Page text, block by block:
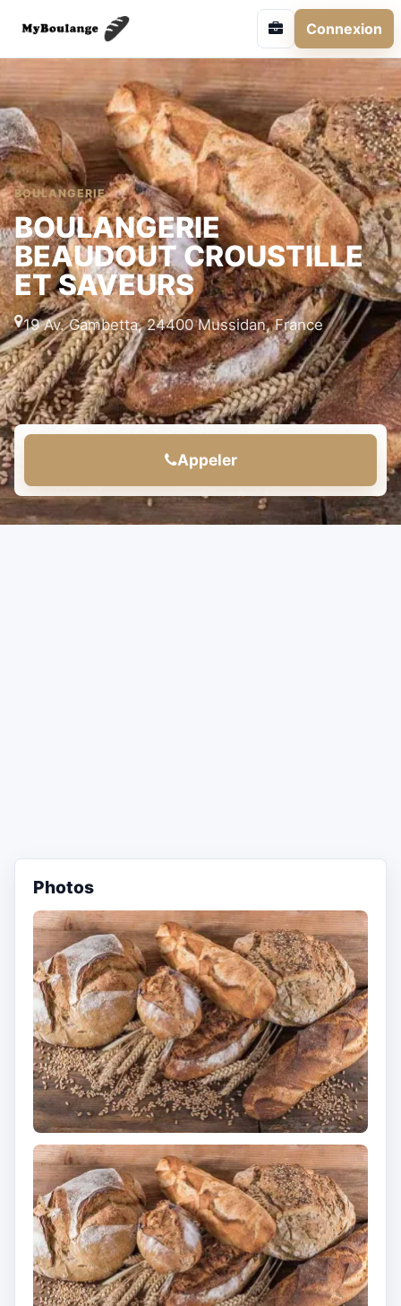
Connexion
BOULANGERIE
BOULANGERIE
BEAUDOUT CROUSTILLE
ET SAVEURS
19 Av. Gambetta, 24400 Mussidan, France
Appeler
Photos